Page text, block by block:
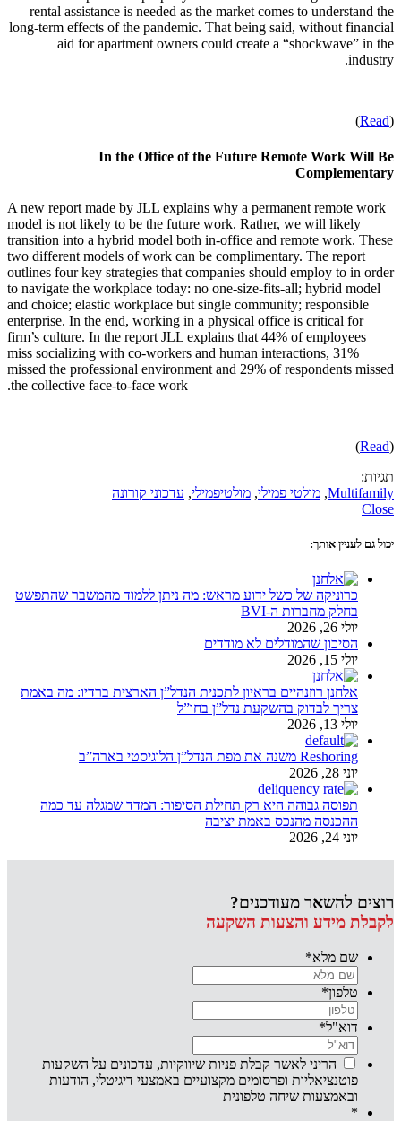
rental assistance is needed as the market comes to understand the
long-term effects of the pandemic. That being said, without financial
aid for apartment owners could create a “shockwave” in the
industry.
(
Read
)
In the Office of the Future Remote Work Will Be
Complementary
A new report made by JLL explains why a permanent remote work
model is not likely to be the future work. Rather, we will likely
transition into a hybrid model both in-office and remote work. These
two different models of work can be complimentary. The report
outlines four key strategies that companies should employ to in order
to navigate the workplace today: no one-size-fits-all; hybrid model
and choice; elastic workplace but single community; responsible
enterprise. In the end, working in a physical office is critical for
firm’s culture. In the report JLL explains that 44% of employees
miss socializing with co-workers and human interactions, 31%
missed the professional environment and 29% of respondents missed
the collective face-to-face work.
(
Read
)
תגיות:
Multifamily
, מולטי פמילי, מולטיפמילי, עדכוני קורונה
Close
יכול גם לעניין אותך:
כרוניקה של כשל ידוע מראש: מה ניתן ללמוד מהמשבר שהתפשט
בחלק מחברות ה-BVI
יולי 26, 2026
הסיכון שהמודלים לא מודדים
יולי 15, 2026
אלחנן רוזנהיים בראיון לתכנית הנדל”ן הארצית ברדיו: מה באמת
צריך לבדוק בהשקעת נדל”ן בחו”ל
יולי 13, 2026
Reshoring משנה את מפת הנדל”ן הלוגיסטי בארה”ב
יוני 28, 2026
תפוסה גבוהה היא רק תחילת הסיפור: המדד שמגלה עד כמה
ההכנסה מהנכס באמת יציבה
יוני 24, 2026
רוצים להשאר מעודכנים?
לקבלת מידע והצעות השקעה
שם מלא*
טלפון*
דוא"ל*
הריני לאשר קבלת פניות שיווקיות, עדכונים על השקעות
פוטנציאליות ופרסומים מקצועיים באמצעי דיגיטלי, הודעות
ובאמצעות שיחה טלפונית
*